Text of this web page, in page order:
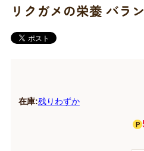
リクガメの栄養 バラ
在庫:残りわずか